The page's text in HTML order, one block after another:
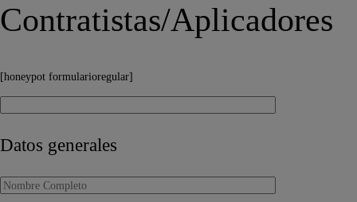
Contratistas/Aplicadores
[honeypot formularioregular]
Datos generales